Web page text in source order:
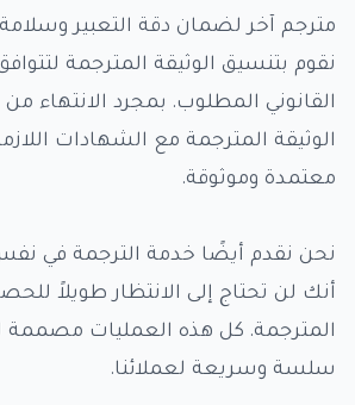
مترجم آخر لضمان دقة التعبير
نقوم بتنسيق الوثيقة المترجمة
القانوني المطلوب. بمجرد الانتهاء من
الوثيقة المترجمة مع الشهادات
معتمدة وموثوقة.
نحن نقدم أيضًا خدمة الترجمة في
أنك لن تحتاج إلى الانتظار طويلاً
المترجمة. كل هذه العمليات مصممة
سلسة وسريعة لعملائنا.